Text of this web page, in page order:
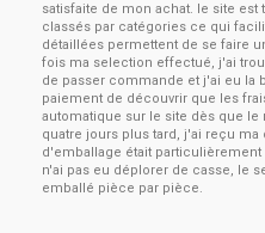
satisfaite de mon achat. le site
classés par catégories ce qui
détaillées permettent de se faire
fois ma selection effectué, j'ai
de passer commande et j'ai eu la
paiement de découvrir que les
automatique sur le site dès que le
quatre jours plus tard, j'ai reçu
d'emballage était
n'ai pas eu déplorer de casse, le
emballé pièce par pièce.